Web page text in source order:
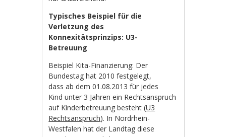
Typisches Beispiel für die
Verletzung des
Konnexitätsprinzips: U3-
Betreuung
Beispiel Kita-Finanzierung: Der
Bundestag hat 2010 festgelegt,
dass ab dem 01.08.2013 für jedes
Kind unter 3 Jahren ein Rechtsanspruch
auf Kinderbetreuung besteht (U3
Rechtsanspruch). In Nordrhein-
Westfalen hat der Landtag diese